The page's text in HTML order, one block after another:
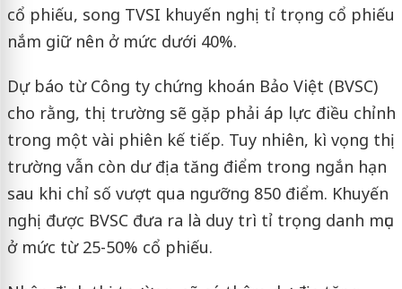
cổ phiếu, song TVSI khuyến nghị tỉ trọng cổ phiếu
nắm giữ nên ở mức dưới 40%.
Dự báo từ Công ty chứng khoán Bảo Việt (BVSC)
cho rằng, thị trường sẽ gặp phải áp lực điều chỉnh
trong một vài phiên kế tiếp. Tuy nhiên, kì vọng thị
trường vẫn còn dư địa tăng điểm trong ngắn hạn
sau khi chỉ số vượt qua ngưỡng 850 điểm. Khuyến
nghị được BVSC đưa ra là duy trì tỉ trọng danh mục
ở mức từ 25-50% cổ phiếu.